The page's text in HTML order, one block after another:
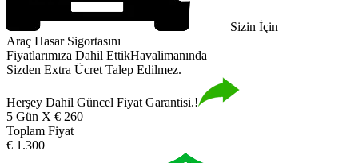
Sizin İçin
Araç Hasar Sigortasını
Fiyatlarımıza Dahil EttikHavalimanında
Sizden Extra Ücret Talep Edilmez.
Herşey Dahil Güncel Fiyat Garantisi.!
5 Gün X € 260
Toplam Fiyat
€ 1.300